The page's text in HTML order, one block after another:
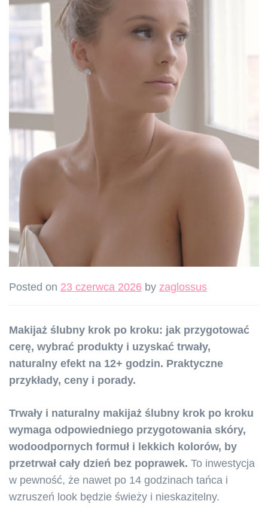
Posted on 23 czerwca 2026 by zaglossus
Makijaż ślubny krok po kroku: jak przygotować
cerę, wybrać produkty i uzyskać trwały,
naturalny efekt na 12+ godzin. Praktyczne
przykłady, ceny i porady.
Trwały i naturalny makijaż ślubny krok po kroku
wymaga odpowiedniego przygotowania skóry,
wodoodpornych formuł i lekkich kolorów, by
przetrwał cały dzień bez poprawek. To inwestycja
w pewność, że nawet po 14 godzinach tańca i
wzruszeń look będzie świeży i nieskazitelny.